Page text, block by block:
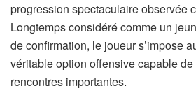
progression spectaculaire observée
Longtemps considéré comme un
de confirmation, le joueur s’impose
véritable option offensive capable
rencontres importantes.